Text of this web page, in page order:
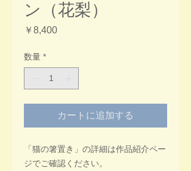
ン（花梨）
￥8,400価
数量 *
カートに追加する
「猫の箸置き」の詳細は作品紹介ペー
ジでご確認ください。